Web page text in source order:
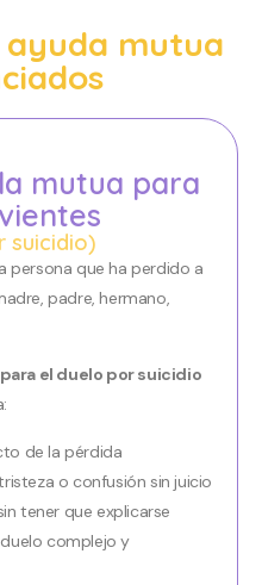
ayuda mutua
mutua para
suicidio)
persona que ha perdido a
padre, hermano,
el duelo por suicidio
de la pérdida
o confusión sin juicio
tener que explicarse
complejo y